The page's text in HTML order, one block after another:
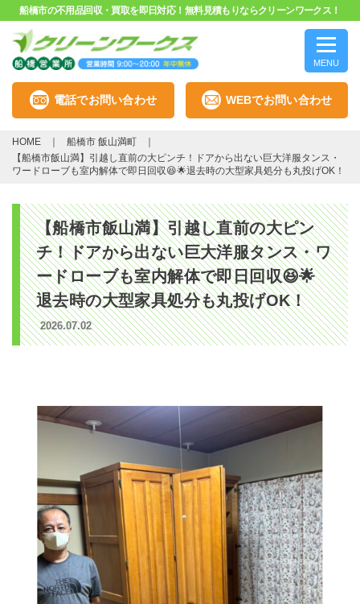
船橋市の不用品回収・買取を即日対応！無料見積もりならクリーンワークス！
MENU
電話でお問い合わせ WEBでお問い合わせ
HOME
船橋市 飯山満町
【船橋市飯山満】引越し直前の大ピンチ！ドアから出ない巨大洋服タンス・
ワードローブも室内解体で即日回収😆🌟退去時の大型家具処分も丸投げOK！
【船橋市飯山満】引越し直前の大ピン
チ！ドアから出ない巨大洋服タンス・ワ
ードローブも室内解体で即日回収😆🌟
退去時の大型家具処分も丸投げOK！
2026.07.02